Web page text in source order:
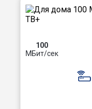
100
МБит/сек